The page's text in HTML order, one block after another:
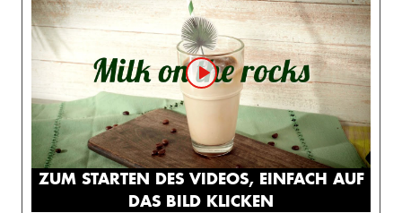
ZUM STARTEN DES VIDEOS, EINFACH AUF
DAS BILD KLICKEN